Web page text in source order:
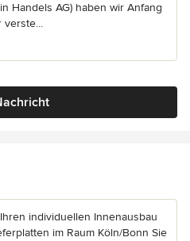
Handels AG) haben wir Anfang
verste...
individuellen Innenausbau
im Raum Köln/Bonn Sie